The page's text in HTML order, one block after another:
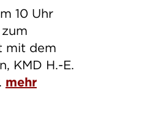
10 Uhr
mit dem
KMD H.-E.
mehr